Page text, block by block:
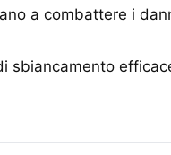
a combattere i
sbiancamento